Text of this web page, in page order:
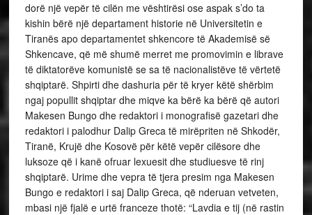
dorë një vepër të cilën me vështirësi ose aspak s’do ta
kishin bërë një departament historie në Universitetin e
Tiranës apo departamentet shkencore të Akademisë së
Shkencave, që më shumë merret me promovimin e librave
të diktatorëve komunistë se sa të nacionalistëve të vërtetë
shqiptarë. Shpirti dhe dashuria për të kryer këtë shërbim
ngaj popullit shqiptar dhe miqve ka bërë ka bërë që autori
Makesen Bungo dhe redaktori i monografisë gazetari dhe
redaktori i palodhur Dalip Greca të mirëpriten në Shkodër,
Tiranë, Krujë dhe Kosovë për këtë vepër cilësore dhe
luksoze që i kanë ofruar lexuesit dhe studiuesve të rinj
shqiptarë. Urime dhe vepra të tjera presim nga Makesen
Bungo e redaktori i saj Dalip Greca, që nderuan vetveten,
mbasi një fjalë e urtë franceze thotë: “Lavdia e tij (në rastin